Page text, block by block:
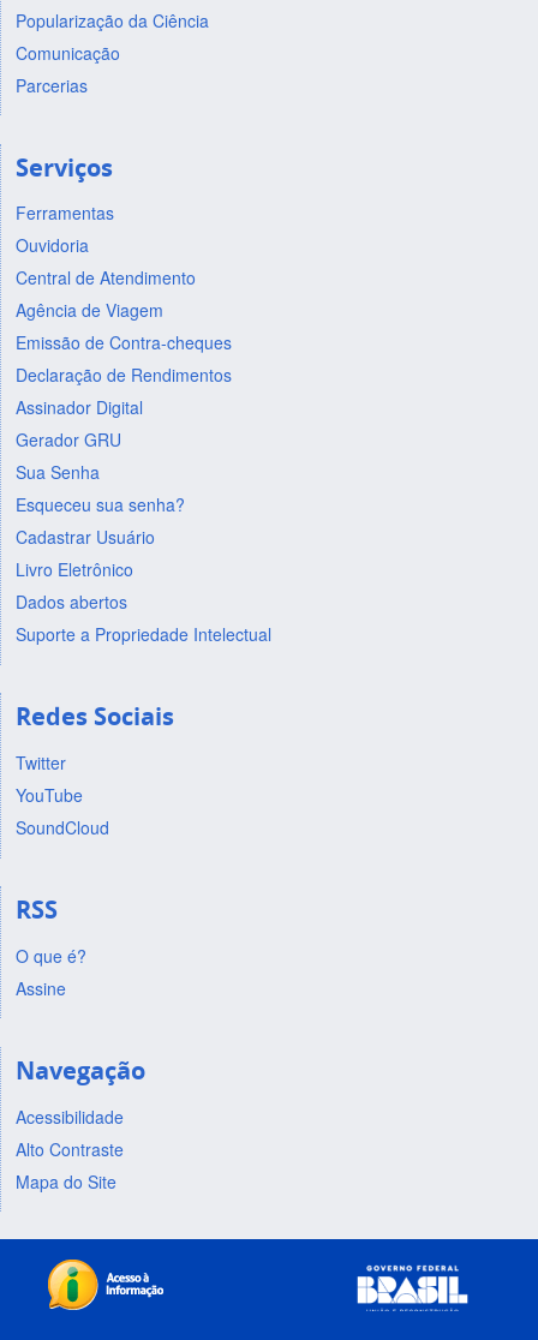
Popularização da Ciência
Comunicação
Parcerias
Serviços
Ferramentas
Ouvidoria
Central de Atendimento
Agência de Viagem
Emissão de Contra-cheques
Declaração de Rendimentos
Assinador Digital
Gerador GRU
Sua Senha
Esqueceu sua senha?
Cadastrar Usuário
Livro Eletrônico
Dados abertos
Suporte a Propriedade Intelectual
Redes Sociais
Twitter
YouTube
SoundCloud
RSS
O que é?
Assine
Navegação
Acessibilidade
Alto Contraste
Mapa do Site